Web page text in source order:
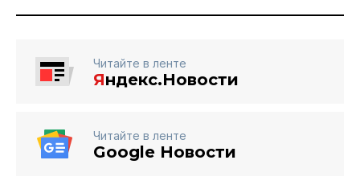
Читайте в ленте
Яндекс.Новости
Читайте в ленте
Google Новости